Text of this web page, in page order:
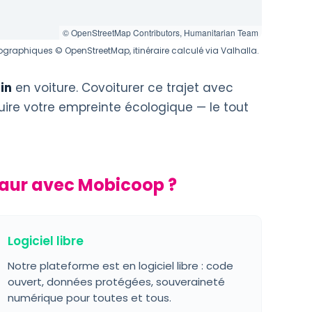
© OpenStreetMap Contributors, Humanitarian Team
© OpenStreetMap, itinéraire calculé via Valhalla.
en voiture. Covoiturer ce trajet avec
votre empreinte écologique — le tout
avec Mobicoop ?
Logiciel libre
Notre plateforme est en logiciel libre : code
ouvert, données protégées, souveraineté
numérique pour toutes et tous.